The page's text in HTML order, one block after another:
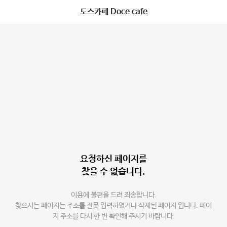
도스카페 Doce cafe
요청하신 페이지를
찾을 수 없습니다.
이용에 불편을 드려 죄송합니다.
찾으시는 페이지는 주소를 잘못 입력하였거나 삭제된 페이지 입니다. 페이
지 주소를 다시 한 번 확인해 주시기 바랍니다.